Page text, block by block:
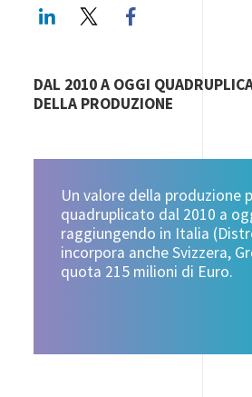
LinkedInTwitter
DAL 2010 A OGGI
DELLA PRODUZIONE
Un valore della produzione
quadruplicato dal 2010 a
raggiungendo in Italia
incorpora anche Svizzera,
quota 215 milioni di Euro.